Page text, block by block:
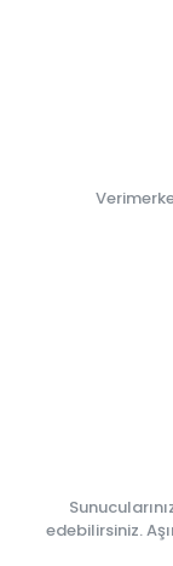
edebilirsiniz.